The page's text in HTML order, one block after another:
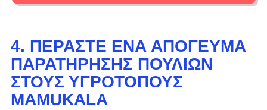
4. ΠΕΡΆΣΤΕ ΈΝΑ ΑΠΌΓΕΥΜΑ
ΠΑΡΑΤΉΡΗΣΗΣ ΠΟΥΛΙΏΝ
ΣΤΟΥΣ ΥΓΡΟΤΌΠΟΥΣ
MAMUKALA